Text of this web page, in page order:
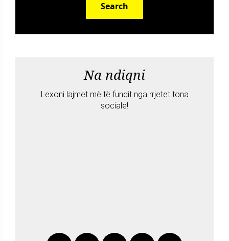
Search
Na ndiqni
Lexoni lajmet më të fundit nga rrjetet tona
sociale!